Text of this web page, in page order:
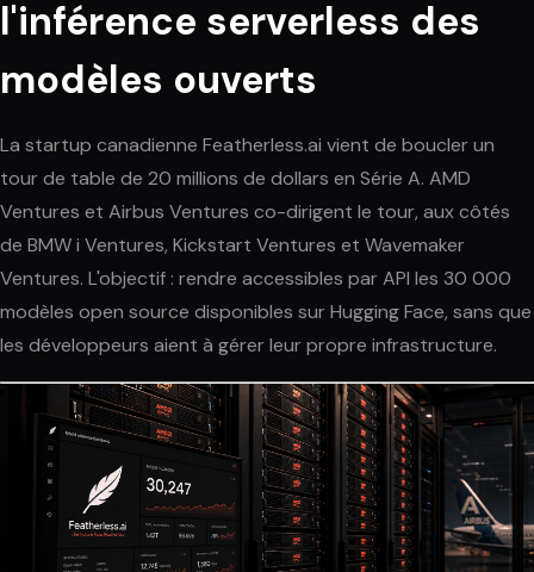
l'inférence serverless des
modèles ouverts
La startup canadienne Featherless.ai vient de boucler un
tour de table de 20 millions de dollars en Série A. AMD
Ventures et Airbus Ventures co-dirigent le tour, aux côtés
de BMW i Ventures, Kickstart Ventures et Wavemaker
Ventures. L'objectif : rendre accessibles par API les 30 000
modèles open source disponibles sur Hugging Face, sans que
les développeurs aient à gérer leur propre infrastructure.